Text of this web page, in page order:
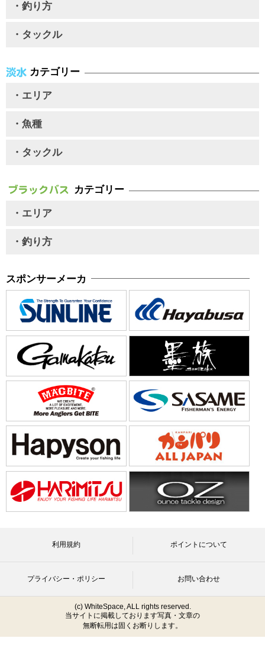
・釣り方
・タックル
カテゴリー
・エリア
・魚種
・タックル
カテゴリー
・エリア
・釣り方
スポンサーメーカ
利用規約 ポイントについて
プライバシー・ポリシー お問い合わせ
(c) WhiteSpace, ALL rights reserved.
当サイトに掲載しております写真・文章の
無断転用は固くお断りします。